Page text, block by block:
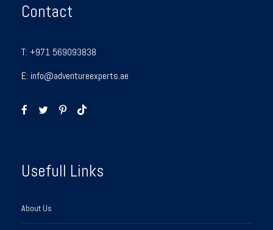
Contact
T: +971 569093838
E: info@adventureexperts.ae
Usefull Links
About Us